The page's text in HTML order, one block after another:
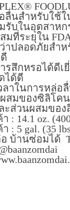
ลื่นสำหรับใช้
รับในอุตสาห
มที่ระยุใน
าปลอดภัยสำ
รสึกหรอได้ดีเ
ได้ดี
ลาในการหล่
สมของซิลิโคน
ะส่วนผสมของ
: 14.1 oz.
: 5 gal. (35
บ้านซ่อมได้